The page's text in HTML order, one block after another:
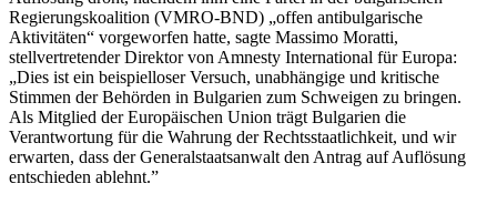
Regierungskoalition (VMRO-BND) „offen antibulgarische
Aktivitäten“ vorgeworfen hatte, sagte Massimo Moratti,
stellvertretender Direktor von Amnesty International für Europa:
„Dies ist ein beispielloser Versuch, unabhängige und kritische
Stimmen der Behörden in Bulgarien zum Schweigen zu bringen.
Als Mitglied der Europäischen Union trägt Bulgarien die
Verantwortung für die Wahrung der Rechtsstaatlichkeit, und wir
erwarten, dass der Generalstaatsanwalt den Antrag auf Auflösung
entschieden ablehnt.”